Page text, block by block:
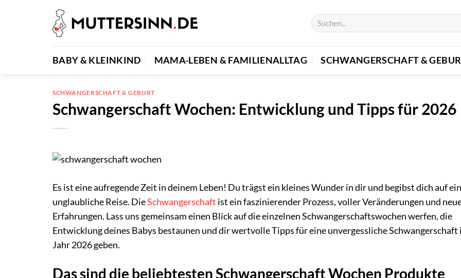
BABY & KLEINKIND MAMA-LEBEN & FAMILIENALLTAG SCHWANGERSCHAFT &
SCHWANGERSCHAFT & GEBURT
Schwangerschaft Wochen: Entwicklung und Tipps für 2026
Es ist eine aufregende Zeit in deinem Leben! Du trägst ein kleines Wunder in dir und begibst dich auf
unglaubliche Reise. DieSchwangerschaft ist ein faszinierender Prozess, voller Veränderungen und
Erfahrungen. Lass uns gemeinsam einen Blick auf die einzelnen Schwangerschaftswochen werfen, die
Entwicklung deines Babys bestaunen und dir wertvolle Tipps für eine unvergessliche Schwangerschaft
Jahr 2026 geben.
Das sind die beliebtesten Schwangerschaft Wochen Produkte